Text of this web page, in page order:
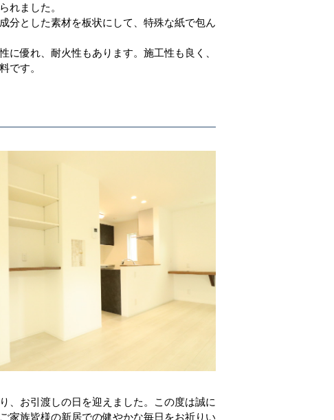
れました。
分とした素材を板状にして、特殊な紙で包ん
に優れ、耐火性もあります。施工性も良く、
です。
、お引渡しの日を迎えました。この度は誠に
家族皆様の新居での健やかな毎日をお祈りい